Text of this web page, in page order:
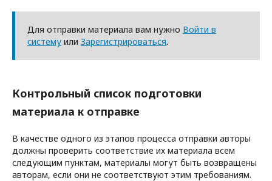
Для отправки материала вам нужно Войти в
систему или Зарегистрироваться.
Контрольный список подготовки
материала к отправке
В качестве одного из этапов процесса отправки авторы
должны проверить соответствие их материала всем
следующим пунктам, материалы могут быть возвращены
авторам, если они не соответствуют этим требованиям.